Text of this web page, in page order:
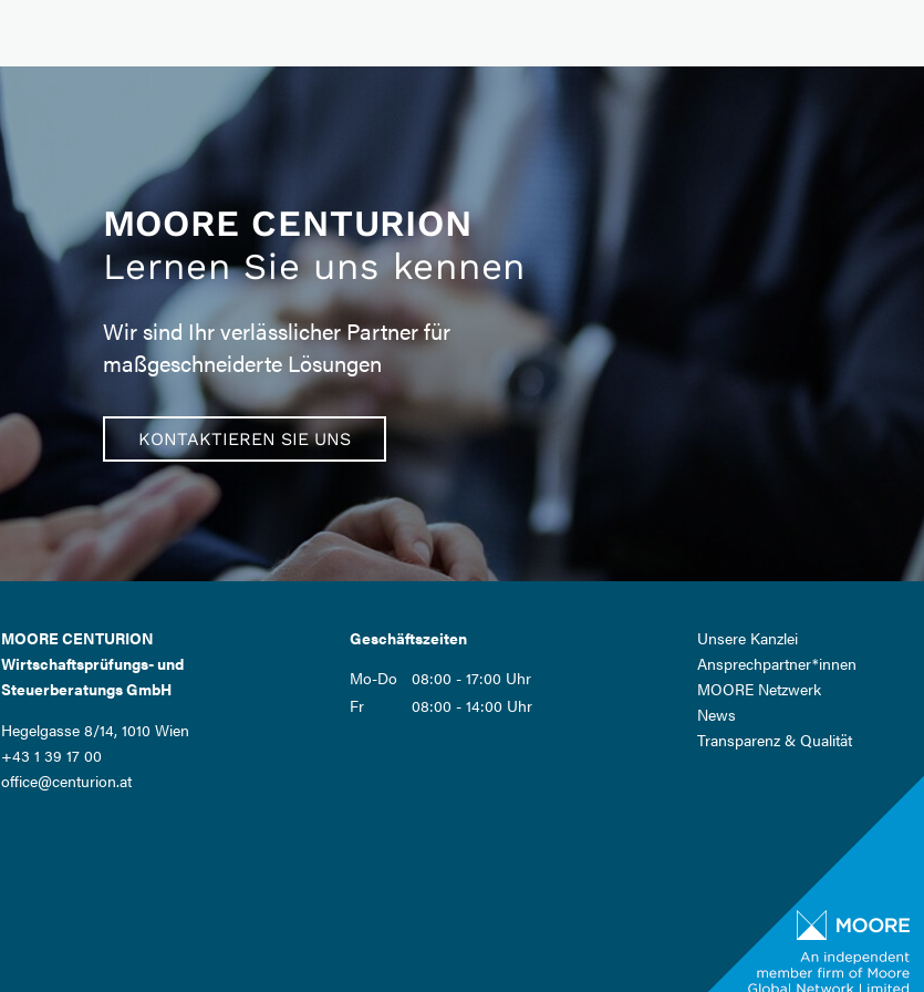
MOORE CENTURION
Lernen Sie uns kennen
Wir sind Ihr verlässlicher Partner für
maßgeschneiderte Lösungen
KONTAKTIEREN SIE UNS
MOORE CENTURION
Wirtschaftsprüfungs- und
Steuerberatungs GmbH
Hegelgasse 8/14, 1010 Wien
+43 1 39 17 00
office@centurion.at
Geschäftszeiten
Mo-Do
08:00 - 17:00 Uhr
Fr
08:00 - 14:00 Uhr
Navigation
überspringen
Unsere Kanzlei
Ansprech­partner*innen
MOORE Netzwerk
News
Transparenz & Qualität